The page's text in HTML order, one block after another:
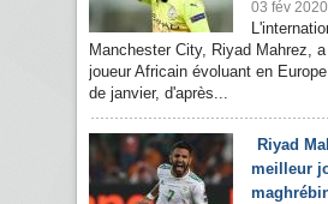
03 fév 2020
Manchester City, Riyad Mahrez,
joueur Africain évoluant en
de janvier, d'après...
Riyad
meilleur